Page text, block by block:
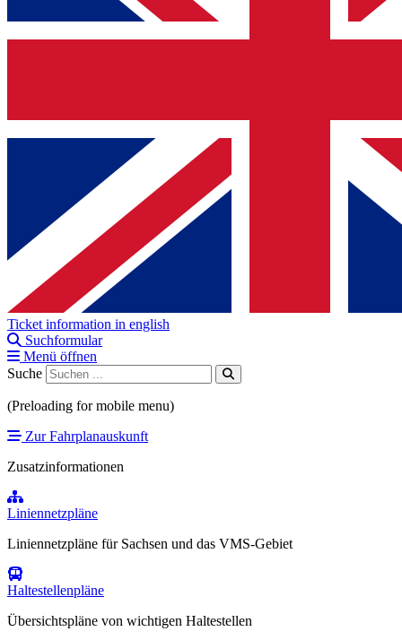
Ticket information in english
Suchformular
Menü öffnen
Suche
(Preloading for mobile menu)
Zur Fahrplanauskunft
Zusatzinformationen
Liniennetzpläne
Liniennetzpläne für Sachsen und das VMS-Gebiet
Haltestellenpläne
Übersichtspläne von wichtigen Haltestellen